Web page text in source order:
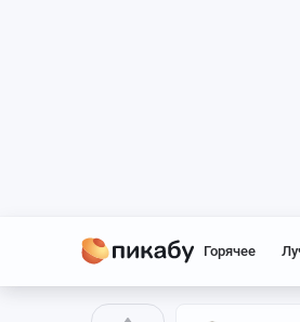
Горячее